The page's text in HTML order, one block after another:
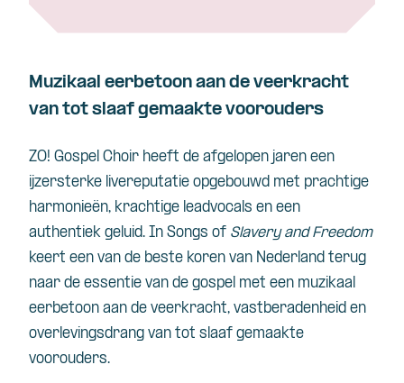
Muzikaal eerbetoon aan de veerkracht
van tot slaaf gemaakte voorouders
ZO! Gospel Choir heeft de afgelopen jaren een
ijzersterke livereputatie opgebouwd met prachtige
harmonieën, krachtige leadvocals en een
authentiek geluid. In Songs of Slavery and Freedom
keert een van de beste koren van Nederland terug
naar de essentie van de gospel met een muzikaal
eerbetoon aan de veerkracht, vastberadenheid en
overlevingsdrang van tot slaaf gemaakte
voorouders.